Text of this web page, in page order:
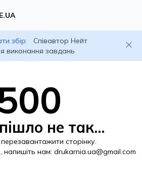
збір:
Співавтор Нейт
виконання завдань
не так...
сторінку.
нам: drukarnia.ua@gmail.com